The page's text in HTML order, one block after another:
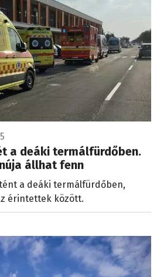
a deáki termálfürdőben.
állhat fenn
a deáki termálfürdőben,
érintettek között.